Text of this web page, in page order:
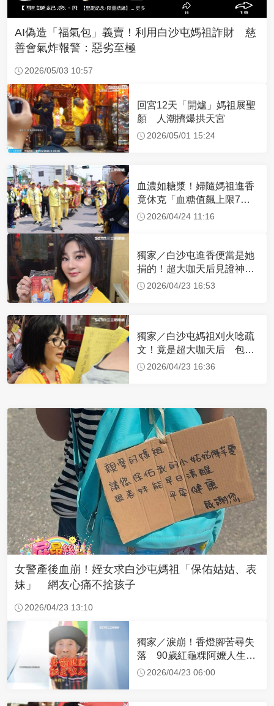
AI偽造「福氣包」義賣！利用白沙屯媽祖詐財 慈
善會氣炸報警：惡劣至極
2026/05/03 10:57
回宮12天「開爐」媽祖展聖
顏 人潮擠爆拱天宮
2026/05/01 15:24
血濃如糖漿！婦隨媽祖進香
竟休克「血糖值飆上限7
倍」 醫曝原因
2026/04/24 11:16
獨家／白沙屯進香便當是她
捐的！超大咖天后見證神
蹟 一靠近媽祖就爆哭
2026/04/23 16:53
獨家／白沙屯媽祖刈火唸疏
文！竟是超大咖天后 包尿
布忍尿5小時不喊累
2026/04/23 16:36
女警產後血崩！姪女求白沙屯媽祖「保佑姑姑、表
妹」 網友心痛不捨孩子
2026/04/23 13:10
獨家／淚崩！香燈腳苦尋失
落 90歲紅龜粿阿嬤人生謝
幕2026/04/23 06:00